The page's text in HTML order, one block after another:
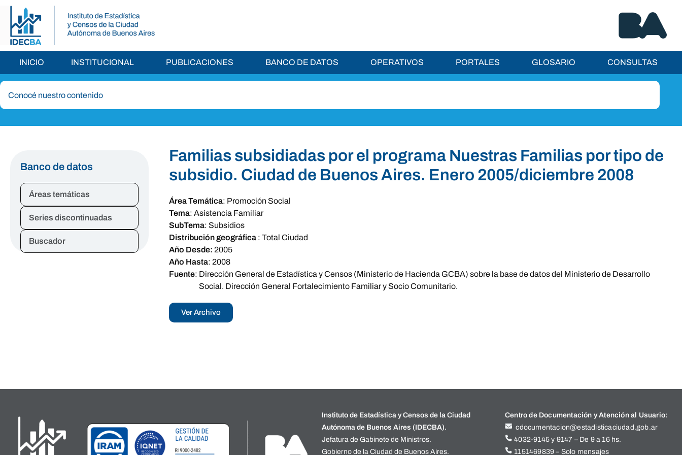
INICIO INSTITUCIONAL PUBLICACIONES BANCO DE DATOS OPERATIVOS PORTALES GLOSARIO CONSULTAS
Banco de datos
Áreas temáticas
Series discontinuadas
Buscador
Familias subsidiadas por el programa Nuestras Familias por tipo de
subsidio. Ciudad de Buenos Aires. Enero 2005/diciembre 2008
Área Temática: Promoción Social
Tema: Asistencia Familiar
SubTema: Subsidios
Distribución geográfica : Total Ciudad
Año Desde: 2005
Año Hasta: 2008
Fuente: Dirección General de Estadística y Censos (Ministerio de Hacienda GCBA) sobre la base de datos del Ministerio de Desarrollo
Social. Dirección General Fortalecimiento Familiar y Socio Comunitario.
Ver Archivo
Instituto de Estadística y Censos de la Ciudad
Autónoma de Buenos Aires (IDECBA).
Jefatura de Gabinete de Ministros.
Gobierno de la Ciudad de Buenos Aires.
Centro de Documentación y Atención al Usuario:
cdocumentacion@estadisticaciudad.gob.ar
4032-9145 y 9147 – De 9 a 16 hs.
1151469839 – Solo mensajes